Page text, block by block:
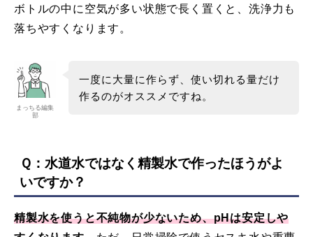
ボトルの中に空気が多い状態で長く置くと、洗浄力も
落ちやすくなります。
まっちる編集
部
一度に大量に作らず、使い切れる量だけ
作るのがオススメですね。
Ｑ：水道水ではなく精製水で作ったほうがよ
いですか？
精製水を使うと不純物が少ないため、pHは安定しや